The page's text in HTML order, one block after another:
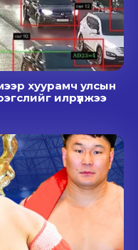
хуурамч улсын
илрүүлжээ